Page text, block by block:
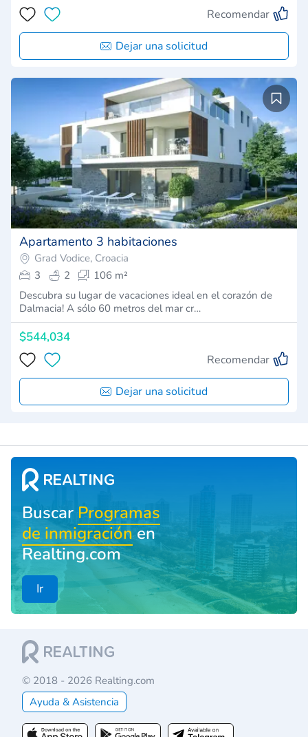
Recomendar
Dejar una solicitud
Apartamento 3 habitaciones
Grad Vodice, Croacia
3
2
106 m²
Descubra su lugar de vacaciones ideal en el corazón de
Dalmacia! A sólo 60 metros del mar cr…
$544,034
Recomendar
Dejar una solicitud
Buscar Programas
de inmigraciónen
Realting.com
Ir
© 2018 - 2026 Realting.com
Ayuda & Asistencia